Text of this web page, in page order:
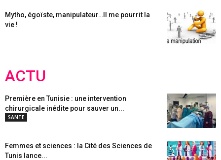
Mytho, égoïste, manipulateur…Il me pourrit la
vie !
ACTU
Première en Tunisie : une intervention
chirurgicale inédite pour sauver un...
SANTE
Femmes et sciences : la Cité des Sciences de
Tunis lance...